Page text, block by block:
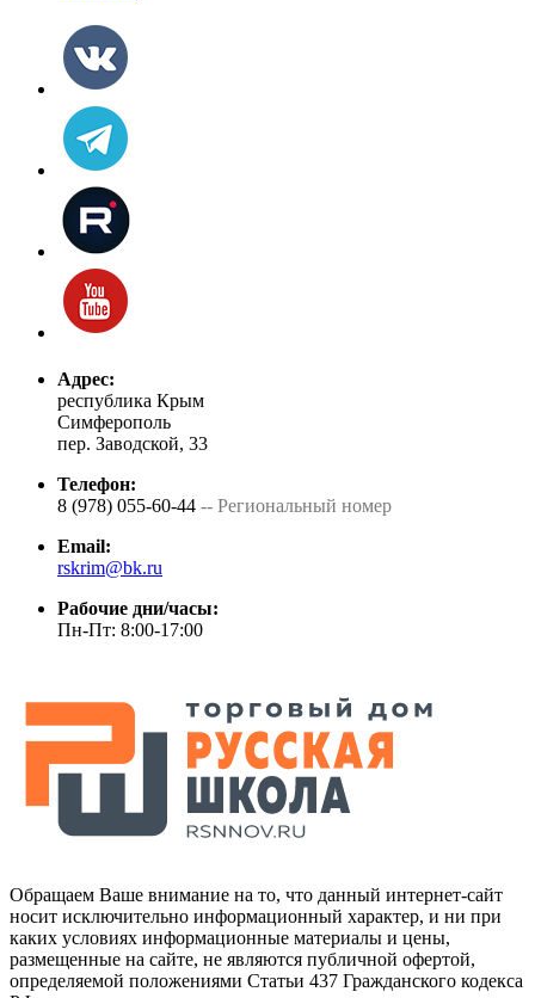
Адрес:
республика Крым
Симферополь
пер. Заводской, 33
Телефон:
8 (978) 055-60-44 -- Региональный номер
Email:
rskrim@bk.ru
Рабочие дни/часы:
Пн-Пт: 8:00-17:00
Обращаем Ваше внимание на то, что данный интернет-сайт
носит исключительно информационный характер, и ни при
каких условиях информационные материалы и цены,
размещенные на сайте, не являются публичной офертой,
определяемой положениями Статьи 437 Гражданского кодекса